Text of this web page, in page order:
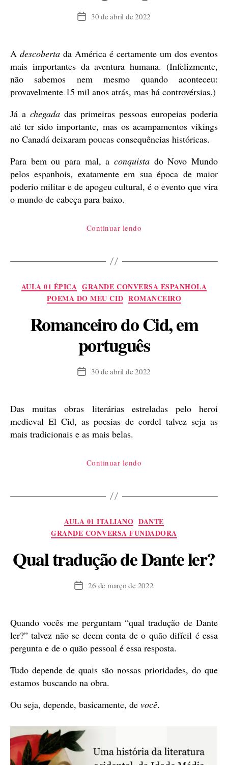
Data30 de abril de 2022
A descoberta da América é certamente um dos eventos
mais importantes da aventura humana. (Infelizmente,
não sabemos nem mesmo quando aconteceu:
provavelmente 15 mil anos atrás, mas há controvérsias.)
Já a chegada das primeiras pessoas europeias poderia
até ter sido importante, mas os acampamentos vikings
no Canadá deixaram poucas consequências históricas.
Para bem ou para mal, a conquista do Novo Mundo
pelos espanhois, exatamente em sua época de maior
poderio militar e de apogeu cultural, é o evento que vira
o mundo de cabeça para baixo.
Continuar lendo
Américas
a
lenda
negra
espanhola”
Categorias
AULA 01 ÉPICA GRANDE CONVERSA ESPANHOLA
POEMA DO MEU CID ROMANCEIRO
Romanceiro do Cid, em
português
Data30 de abril de 2022
Das muitas obras literárias estreladas pelo heroi
medieval El Cid, as poesias de cordel talvez seja as
mais tradicionais e as mais belas.
Continuar lendo
em
Categorias
AULA 01 ITALIANO DANTE
GRANDE CONVERSA FUNDADORA
Qual tradução de Dante ler?
Data26 de março de 2022
Quando vocês me perguntam “qual tradução de Dante
ler?” talvez não se deem conta de o quão difícil é essa
pergunta e de o quão pessoal é essa resposta.
Tudo depende de quais são nossas prioridades, do que
estamos buscando na obra.
Ou seja, depende, basicamente, de você.